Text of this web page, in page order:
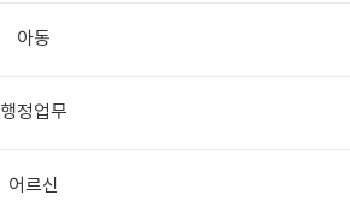
아동
행정업무
어르신